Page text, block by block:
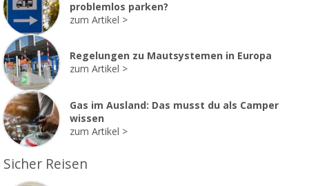
problemlos parken?
zum Artikel
Regelungen zu Mautsystemen in Europa
zum Artikel
Gas im Ausland: Das musst du als Camper
wissen
zum Artikel
Sicher Reisen